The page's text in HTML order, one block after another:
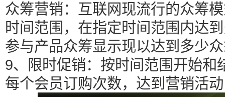
众筹营销：互联网现流行的众筹
时间范围，在指定时间范围内达
参与产品众筹显示现以达到多少
9、限时促销：按时间范围开始
每个会员订购次数，达到营销活